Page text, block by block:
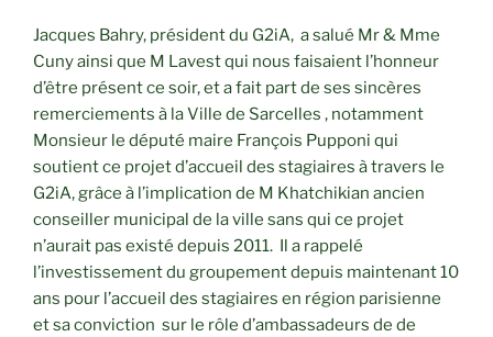
Jacques Bahry, président du G2iA, a salué Mr & Mme
Cuny ainsi que M Lavest qui nous faisaient l’honneur
d’être présent ce soir, et a fait part de ses sincères
remerciements à la Ville de Sarcelles , notamment
Monsieur le député maire François Pupponi qui
soutient ce projet d’accueil des stagiaires à travers le
G2iA, grâce à l’implication de M Khatchikian ancien
conseiller municipal de la ville sans qui ce projet
n’aurait pas existé depuis 2011. Il a rappelé
l’investissement du groupement depuis maintenant 10
ans pour l’accueil des stagiaires en région parisienne
et sa conviction sur le rôle d’ambassadeurs de de